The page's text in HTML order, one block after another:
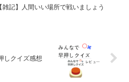
【雑記】人間いい場所で戦いましょう
しクイズ感想